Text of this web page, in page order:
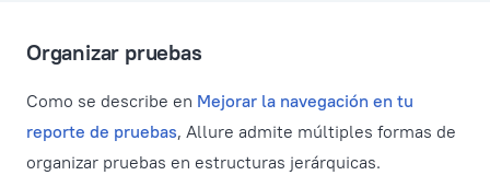
Organizar pruebas
Como se describe en Mejorar la navegación en tu
reporte de pruebas, Allure admite múltiples formas de
organizar pruebas en estructuras jerárquicas.